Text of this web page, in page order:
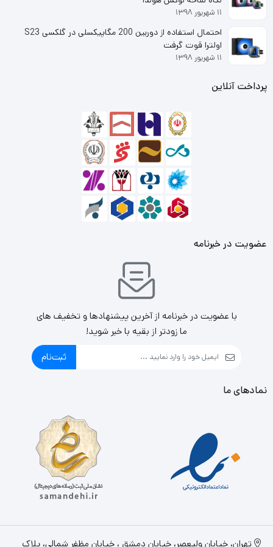
۱۱ شهریور ۱۳۹۸
احتمال استفاده از دوربین 200 مگاپیکسلی در گلکسی S23
اولترا قوت گرفت
۱۱ شهریور ۱۳۹۸
پرداخت آنلاین
عضویت در خبرنامه
با عضویت در خبرنامه از آخرین پیشنهادها و تخفیف های
ما زودتر از بقیه با خبر شوید!
ثبت‌نام
نمادهای ما
تهران، خيابان وليعصر، خیابان دمشق ، خیابان مظفر شمالی، پلاک